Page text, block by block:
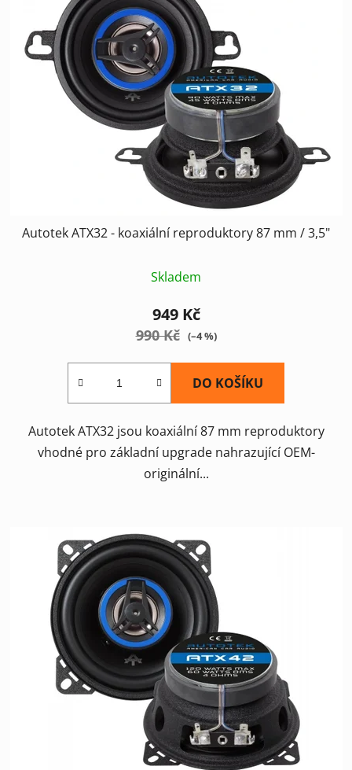
Autotek ATX32 - koaxiální reproduktory 87 mm / 3,5"
Skladem
949 Kč
990 Kč (–4 %)
DO KOŠÍKU
Autotek ATX32 jsou koaxiální 87 mm reproduktory
vhodné pro základní upgrade nahrazující OEM-
originální...